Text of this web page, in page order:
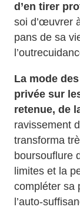
d’en tirer
soi d’œuvrer
pans de sa
La mode
privée sur
retenue, de
ravissement
transforma
boursouflure
limites et la
compléter sa
l’auto-